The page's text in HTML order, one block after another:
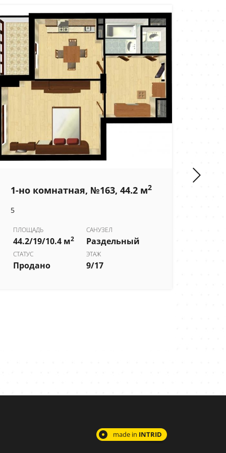
1-но комнатная, №163, 44.2 м2
5
ПЛОЩАДЬ
44.2/19/10.4 м2
САНУЗЕЛ
Раздельный
СТАТУС
Продано
ЭТАЖ
9/17
made in INTRID